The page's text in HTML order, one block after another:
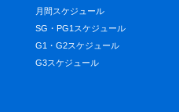
月間スケジュール
SG・PG1スケジュール
G1・G2スケジュール
G3スケジュール